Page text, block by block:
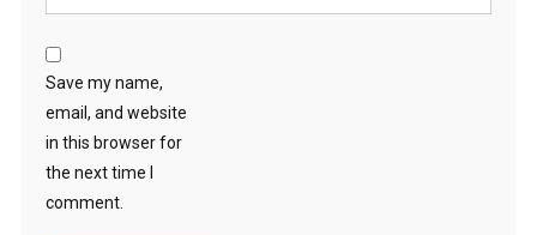
Save my name,
email, and website
in this browser for
the next time I
comment.